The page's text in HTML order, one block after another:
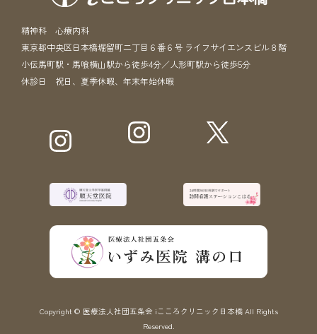
精神科 心療内科
東京都中央区日本橋堀留町二丁目６番６号 ライフサイエンスビル８階
小伝馬町駅・馬喰横山駅から徒歩4分／人形町駅から徒歩5分
休診日 祝日、夏季休暇、年末年始休暇
Copyright © 医療法人社団五条会 iこころクリニック日本橋 All Rights
Reserved.